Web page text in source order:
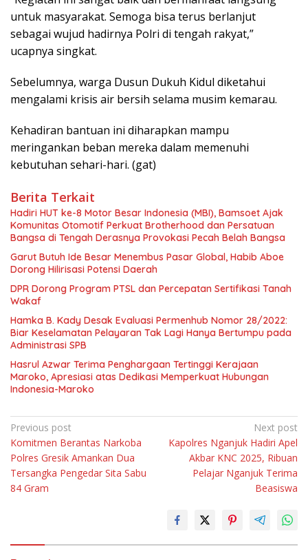
untuk masyarakat. Semoga bisa terus berlanjut
sebagai wujud hadirnya Polri di tengah rakyat,”
ucapnya singkat.
Sebelumnya, warga Dusun Dukuh Kidul diketahui
mengalami krisis air bersih selama musim kemarau.
Kehadiran bantuan ini diharapkan mampu
meringankan beban mereka dalam memenuhi
kebutuhan sehari-hari. (gat)
Berita Terkait
Hadiri HUT ke-8 Motor Besar Indonesia (MBI), Bamsoet Ajak
Komunitas Otomotif Perkuat Brotherhood dan Persatuan
Bangsa di Tengah Derasnya Provokasi Pecah Belah Bangsa
Garut Butuh Ide Besar Menembus Pasar Global, Habib Aboe
Dorong Hilirisasi Potensi Daerah
DPR Dorong Program PTSL dan Percepatan Sertifikasi Tanah
Wakaf
Hamka B. Kady Desak Evaluasi Permenhub Nomor 28/2022:
Biar Keselamatan Pelayaran Tak Lagi Hanya Bertumpu pada
Administrasi SPB
Hasrul Azwar Terima Penghargaan Tertinggi Kerajaan
Maroko, Apresiasi atas Dedikasi Memperkuat Hubungan
Indonesia-Maroko
Navigasi
pos
Previous post
Komitmen Berantas Narkoba
Polres Gresik Amankan Dua
Tersangka Pengedar Sita Sabu
84 Gram
Next post
Kapolres Nganjuk Hadiri Apel
Akbar KNC 2025, Ribuan
Pelajar Nganjuk Terima
Beasiswa